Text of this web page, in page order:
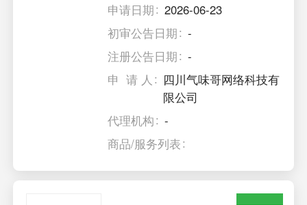
申请日期
2026-06-23
初审公告日期
-
注册公告日期
-
申 请 人
四川气味哥网络科技有
限公司
代理机构
-
商品/服务列表